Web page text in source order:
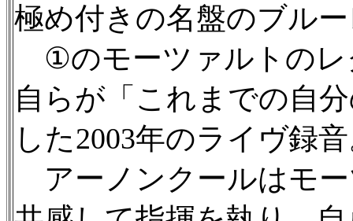
極め付きの名盤のブル
①のモーツァルトのレ
自らが「これまでの自
した2003年のライヴ録
アーノンクールはモ